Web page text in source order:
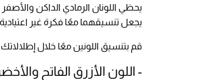
يحظي اللونان الرمادي الداكن
يجعل تنسيقهما معًا فكرة غير
قم بتنسيق اللونين معًا خلال
- اللون الأزرق الفاتح